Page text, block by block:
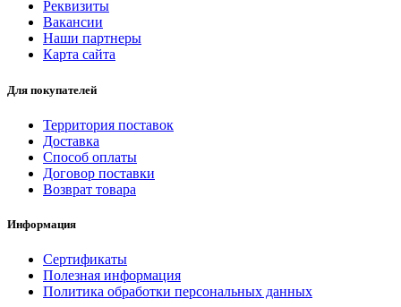
Реквизиты
Вакансии
Наши партнеры
Карта сайта
Для покупателей
Территория поставок
Доставка
Способ оплаты
Договор поставки
Возврат товара
Информация
Сертификаты
Полезная информация
Политика обработки персональных данных